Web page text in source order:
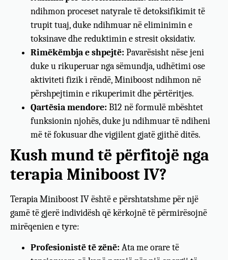
ndihmon proceset natyrale të detoksifikimit të
trupit tuaj, duke ndihmuar në eliminimin e
toksinave dhe reduktimin e stresit oksidativ.
Rimëkëmbja e shpejtë: Pavarësisht nëse jeni
duke u rikuperuar nga sëmundja, udhëtimi ose
aktiviteti fizik i rëndë, Miniboost ndihmon në
përshpejtimin e rikuperimit dhe përtëritjes.
Qartësia mendore: B12 në formulë mbështet
funksionin njohës, duke ju ndihmuar të ndiheni
më të fokusuar dhe vigjilent gjatë gjithë ditës.
Kush mund të përfitojë nga
terapia Miniboost IV?
Terapia Miniboost IV është e përshtatshme për një
gamë të gjerë individësh që kërkojnë të përmirësojnë
mirëqenien e tyre:
Profesionistë të zënë: Ata me orare të